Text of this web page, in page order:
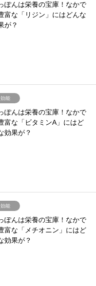
ぽんは栄養の宝庫！なかで
富な「リジン」にはどんな
が？
効能
ぽんは栄養の宝庫！なかで
富な「ビタミンA」にはど
効果が？
効能
ぽんは栄養の宝庫！なかで
富な「メチオニン」にはど
効果が？